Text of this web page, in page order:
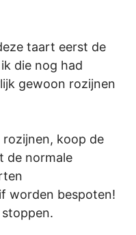
taart eerst de
die nog had
gewoon rozijnen
koop de
de normale
worden bespoten!